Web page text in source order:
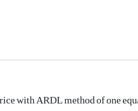
with ARDL method of one